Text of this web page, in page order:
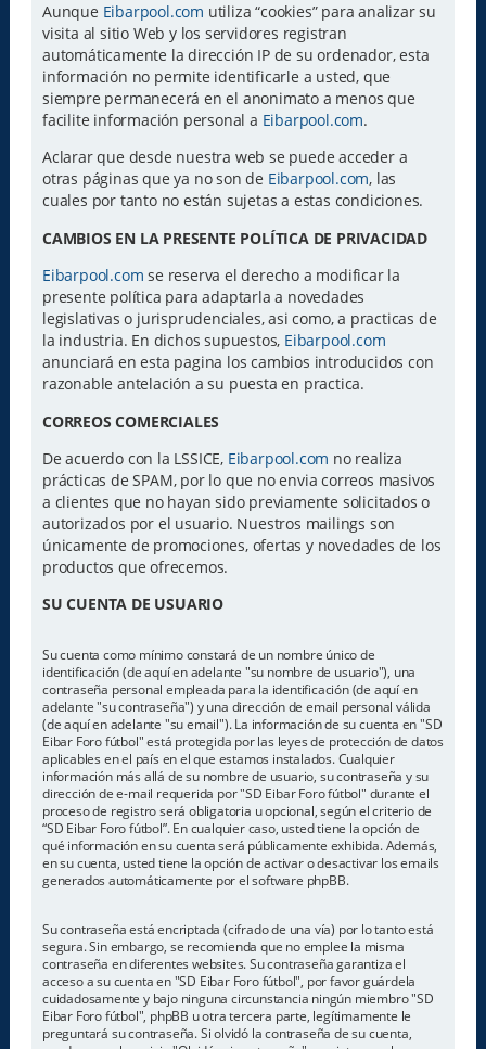
Aunque Eibarpool.com utiliza “cookies” para analizar su
visita al sitio Web y los servidores registran
automáticamente la dirección IP de su ordenador, esta
información no permite identificarle a usted, que
siempre permanecerá en el anonimato a menos que
facilite información personal a Eibarpool.com.
Aclarar que desde nuestra web se puede acceder a
otras páginas que ya no son de Eibarpool.com, las
cuales por tanto no están sujetas a estas condiciones.
CAMBIOS EN LA PRESENTE POLÍTICA DE PRIVACIDAD
Eibarpool.com se reserva el derecho a modificar la
presente política para adaptarla a novedades
legislativas o jurisprudenciales, asi como, a practicas de
la industria. En dichos supuestos, Eibarpool.com
anunciará en esta pagina los cambios introducidos con
razonable antelación a su puesta en practica.
CORREOS COMERCIALES
De acuerdo con la LSSICE, Eibarpool.com no realiza
prácticas de SPAM, por lo que no envia correos masivos
a clientes que no hayan sido previamente solicitados o
autorizados por el usuario. Nuestros mailings son
únicamente de promociones, ofertas y novedades de los
productos que ofrecemos.
SU CUENTA DE USUARIO
Su cuenta como mínimo constará de un nombre único de
identificación (de aquí en adelante "su nombre de usuario"), una
contraseña personal empleada para la identificación (de aquí en
adelante "su contraseña") y una dirección de email personal válida
(de aquí en adelante "su email"). La información de su cuenta en "SD
Eibar Foro fútbol" está protegida por las leyes de protección de datos
aplicables en el país en el que estamos instalados. Cualquier
información más allá de su nombre de usuario, su contraseña y su
dirección de e-mail requerida por "SD Eibar Foro fútbol" durante el
proceso de registro será obligatoria u opcional, según el criterio de
“SD Eibar Foro fútbol”. En cualquier caso, usted tiene la opción de
qué información en su cuenta será públicamente exhibida. Además,
en su cuenta, usted tiene la opción de activar o desactivar los emails
generados automáticamente por el software phpBB.
Su contraseña está encriptada (cifrado de una vía) por lo tanto está
segura. Sin embargo, se recomienda que no emplee la misma
contraseña en diferentes websites. Su contraseña garantiza el
acceso a su cuenta en "SD Eibar Foro fútbol", por favor guárdela
cuidadosamente y bajo ninguna circunstancia ningún miembro "SD
Eibar Foro fútbol", phpBB u otra tercera parte, legítimamente le
preguntará su contraseña. Si olvidó la contraseña de su cuenta,